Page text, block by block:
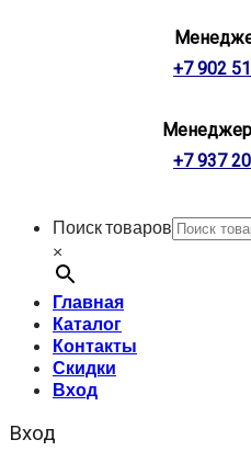
+7 902
+7 937
Поиск товаров
×
Главная
Каталог
Контакты
Скидки
Вход
Вход